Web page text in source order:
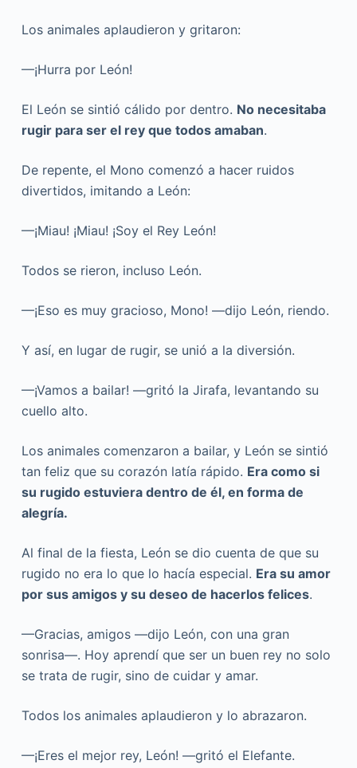
Los animales aplaudieron y gritaron:
—¡Hurra por León!
El León se sintió cálido por dentro. No necesitaba
rugir para ser el rey que todos amaban.
De repente, el Mono comenzó a hacer ruidos
divertidos, imitando a León:
—¡Miau! ¡Miau! ¡Soy el Rey León!
Todos se rieron, incluso León.
—¡Eso es muy gracioso, Mono! —dijo León, riendo.
Y así, en lugar de rugir, se unió a la diversión.
—¡Vamos a bailar! —gritó la Jirafa, levantando su
cuello alto.
Los animales comenzaron a bailar, y León se sintió
tan feliz que su corazón latía rápido. Era como si
su rugido estuviera dentro de él, en forma de
alegría.
Al final de la fiesta, León se dio cuenta de que su
rugido no era lo que lo hacía especial. Era su amor
por sus amigos y su deseo de hacerlos felices.
—Gracias, amigos —dijo León, con una gran
sonrisa—. Hoy aprendí que ser un buen rey no solo
se trata de rugir, sino de cuidar y amar.
Todos los animales aplaudieron y lo abrazaron.
—¡Eres el mejor rey, León! —gritó el Elefante.